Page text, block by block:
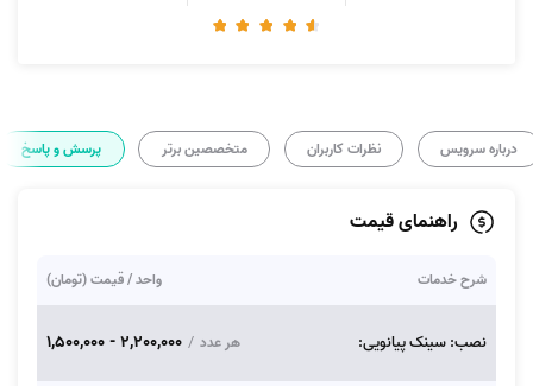
درباره سرویس نظرات کاربران متخصصین برتر پرسش و پاسخ
راهنمای قیمت
شرح خدمات واحد / قیمت (تومان)
نصب: سینک پیانویی: هر عدد /
2,200,000 - 1,500,000